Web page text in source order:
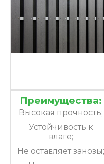
Преимущества:
Высокая прочность;
Устойчивость к
влаге;
Не оставляет занозы;